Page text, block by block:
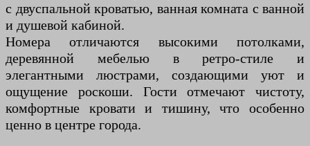
с двуспальной кроватью, ванная комната с ванной
и душевой кабиной.
Номера отличаются высокими потолками,
деревянной мебелью в ретро-стиле и
элегантными люстрами, создающими уют и
ощущение роскоши. Гости отмечают чистоту,
комфортные кровати и тишину, что особенно
ценно в центре города.